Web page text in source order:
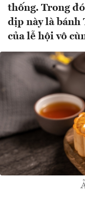
thống. Trong
dịp này là
của lễ hội vô